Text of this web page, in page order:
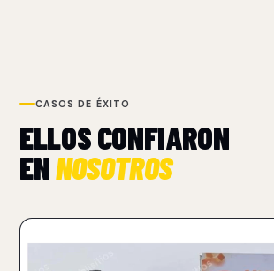
CASOS DE ÉXITO
ELLOS CONFIARON
ENNOSOTROS